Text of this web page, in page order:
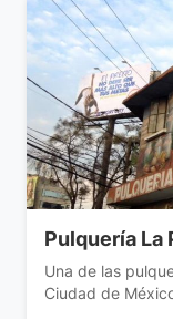
Pulquería La
Una de las
Ciudad de